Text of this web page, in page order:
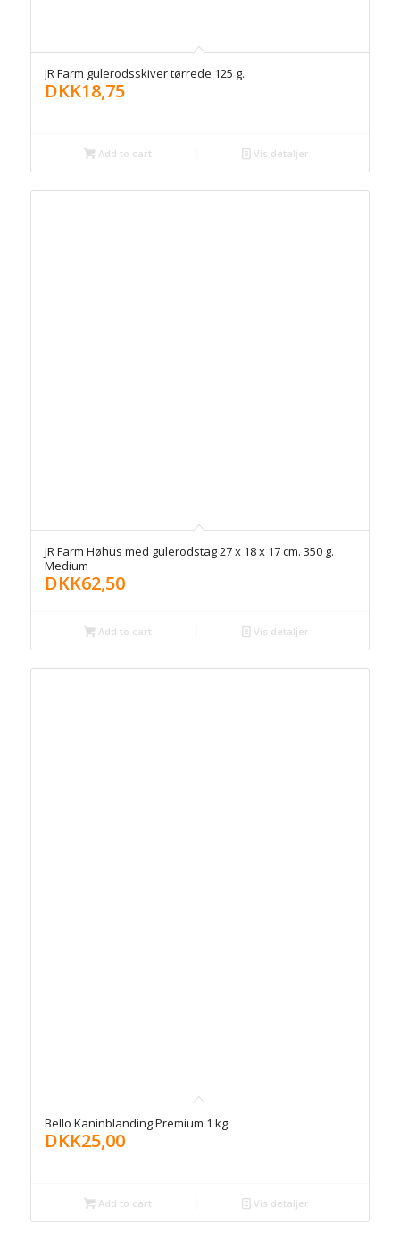
JR Farm gulerodsskiver tørrede 125 g.
DKK18,75
Add to cart Vis detaljer
JR Farm Høhus med gulerodstag 27 x 18 x 17 cm. 350 g.
Medium
DKK62,50
Add to cart Vis detaljer
Bello Kaninblanding Premium 1 kg.
DKK25,00
Add to cart Vis detaljer